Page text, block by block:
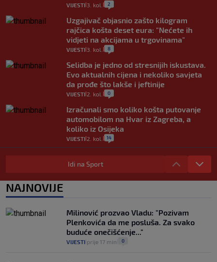
VIJESTI 3. kol. 2
Uzgajivač objasnio zašto kilogram
rajčica košta deset eura: "Nećete ih
vidjeti na akcijama u trgovinama"
VIJESTI 3. kol. 8
Selidba je jedno od stresnijih iskustava.
Evo aktualnih cijena i nekoliko savjeta
da prođe što lakše i jeftinije
VIJESTI 2. kol. 0
Izračunali smo koliko košta putovanje
automobilom na Hvar iz Zagreba, a
koliko iz Osijeka
VIJESTI 2. kol. 14
"Kći je otišla na more, a zaboravila
zdravstvenu iskaznicu". Kakva su prava
pacijenata izvan mjesta prebivališta?
1
junaci naših priča budu oni koji pomažu,
a ne oni koji su pobijedili nekoga"
30. srp. 2
Idi na Sport
NAJNOVIJE
Milinović prozvao Vladu: "Pozivam
Plenkovića da me posluša. Za svako
buduće onečišćenje..."
VIJESTI prije 17 min 0